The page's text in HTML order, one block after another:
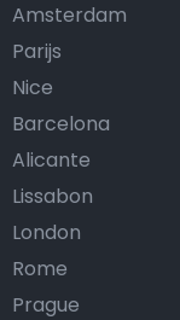
Amsterdam
Parijs
Nice
Barcelona
Alicante
Lissabon
London
Rome
Prague